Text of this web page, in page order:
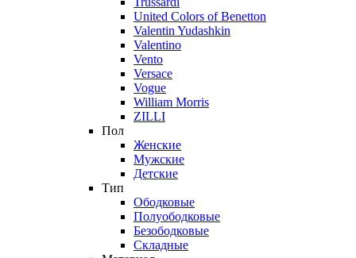
United Colors of Benetton
Valentin Yudashkin
Valentino
Vento
Versace
Vogue
William Morris
ZILLI
Пол
Женские
Мужские
Детские
Тип
Ободковые
Полуободковые
Безободковые
Складные